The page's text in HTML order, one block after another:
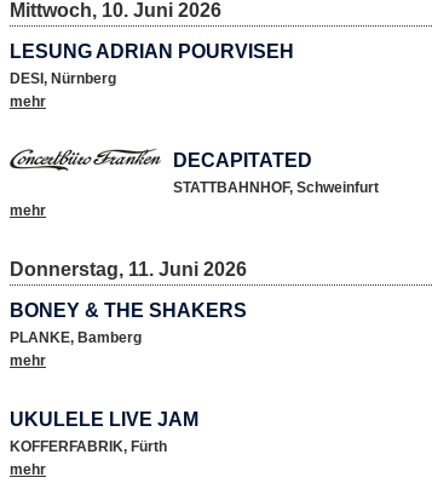
Mittwoch, 10. Juni 2026
LESUNG ADRIAN POURVISEH
DESI , Nürnberg
mehr
DECAPITATED
STATTBAHNHOF, Schweinfurt
mehr
Donnerstag, 11. Juni 2026
BONEY & THE SHAKERS
PLANKE, Bamberg
mehr
UKULELE LIVE JAM
KOFFERFABRIK, Fürth
mehr